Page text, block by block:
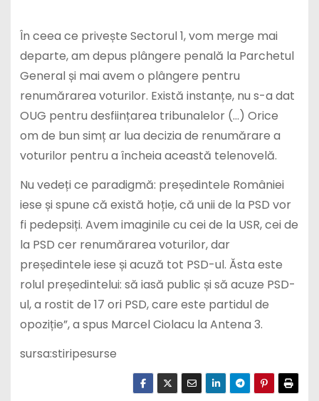
În ceea ce privește Sectorul 1, vom merge mai
departe, am depus plângere penală la Parchetul
General și mai avem o plângere pentru
renumărarea voturilor. Există instanțe, nu s-a dat
OUG pentru desființarea tribunalelor (…) Orice
om de bun simț ar lua decizia de renumărare a
voturilor pentru a încheia această telenovelă.
Nu vedeți ce paradigmă: președintele României
iese și spune că există hoție, că unii de la PSD vor
fi pedepsiți. Avem imaginile cu cei de la USR, cei de
la PSD cer renumărarea voturilor, dar
președintele iese și acuză tot PSD-ul. Ăsta este
rolul președintelui: să iasă public și să acuze PSD-
ul, a rostit de 17 ori PSD, care este partidul de
opoziție”, a spus Marcel Ciolacu la Antena 3.
sursa:stiripesurse